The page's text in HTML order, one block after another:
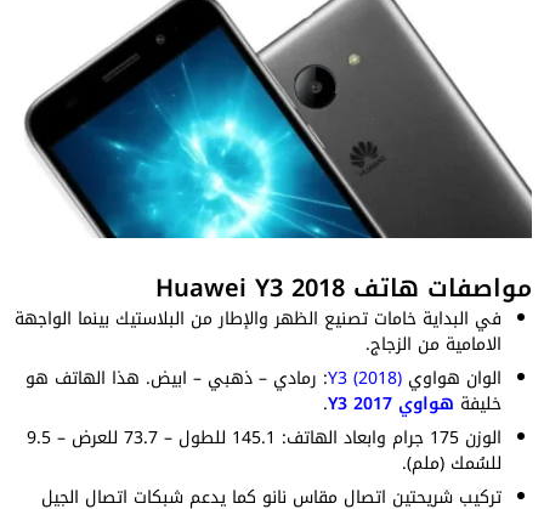
مواصفات هاتف Huawei Y3 2018
في البداية خامات تصنيع الظهر والإطار من البلاستيك بينما الواجهة
الامامية من الزجاج.
الوان هواوي Y3 (2018): رمادي – ذهبي – ابيض. هذا الهاتف هو
خليفة هواوي Y3 2017
.
الوزن 175 جرام وابعاد الهاتف: 145.1 للطول – 73.7 للعرض – 9.5
للسُمك (ملم).
تركيب شريحتين اتصال مقاس نانو كما يدعم شبكات اتصال الجيل